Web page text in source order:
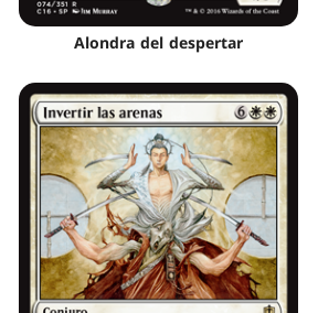
Alondra del despertar